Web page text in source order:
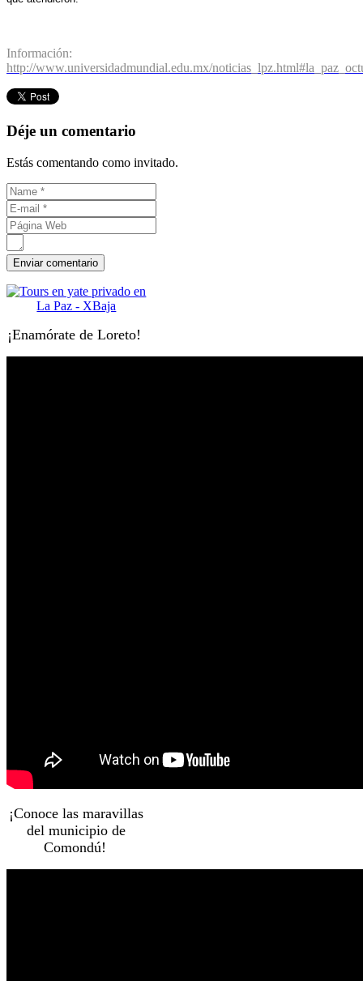
Información:
http://www.universidadmundial.edu.mx/
Déje un comentario
Estás comentando como invitado.
¡Enamórate de Loreto!
¡Conoce las maravillas
del municipio de
Comondú!